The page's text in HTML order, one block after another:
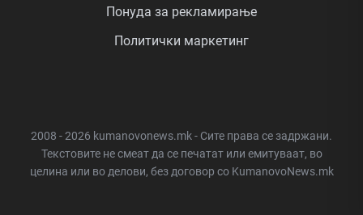
Понуда за рекламирање
Политички маркетинг
2008 - 2026 kumanovonews.mk - Сите права се задржани.
Текстовите не смеат да се печатат или емитуваат, во
целина или во делови, без договор со KumanovoNews.mk